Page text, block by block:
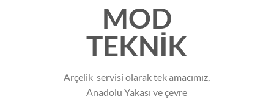
MOD
TEKNİK
Arçelik servisi olarak tek amacımız,
Anadolu Yakası ve çevre